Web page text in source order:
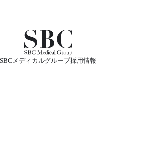
SBCメディカルグループ採用情報